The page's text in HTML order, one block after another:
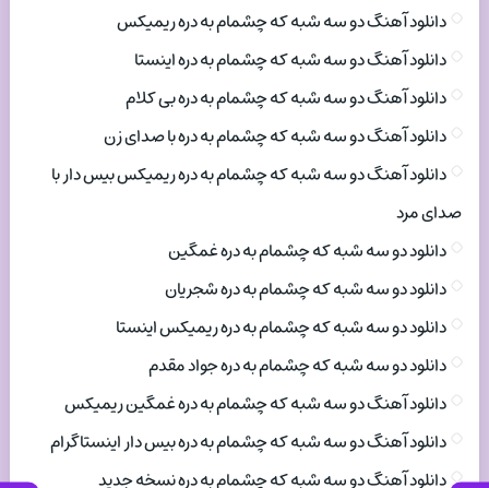
دانلود آهنگ دو سه شبه که چشمام به دره ریمیکس
دانلود آهنگ دو سه شبه که چشمام به دره اینستا
دانلود آهنگ دو سه شبه که چشمام به دره بی کلام
دانلود آهنگ دو سه شبه که چشمام به دره با صدای زن
دانلود آهنگ دو سه شبه که چشمام به دره ریمیکس بیس دار با
صدای مرد
دانلود دو سه شبه که چشمام به دره غمگین
دانلود دو سه شبه که چشمام به دره شجریان
دانلود دو سه شبه که چشمام به دره ریمیکس اینستا
دانلود دو سه شبه که چشمام به دره جواد مقدم
دانلود آهنگ دو سه شبه که چشمام به دره غمگین ریمیکس
دانلود آهنگ دو سه شبه که چشمام به دره بیس دار اینستاگرام
دانلود آهنگ دو سه شبه که چشمام به دره نسخه جدید